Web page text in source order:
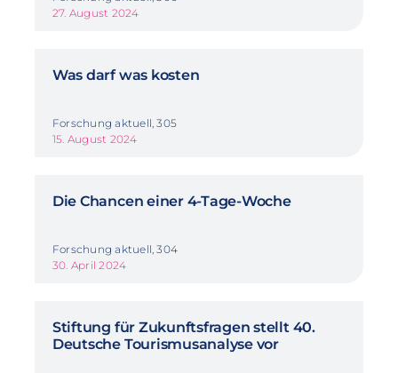
27. August 2024
Was darf was kosten
Forschung aktuell, 305
15. August 2024
Die Chancen einer 4-Tage-Woche
Forschung aktuell, 304
30. April 2024
Stiftung für Zukunftsfragen stellt 40.
Deutsche Tourismusanalyse vor